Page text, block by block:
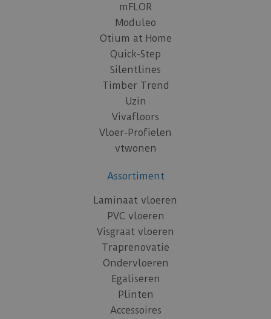
mFLOR
Moduleo
Otium at Home
Quick-Step
Silentlines
Timber Trend
Uzin
Vivafloors
Vloer-Profielen
vtwonen
Assortiment
Laminaat vloeren
PVC vloeren
Visgraat vloeren
Traprenovatie
Ondervloeren
Egaliseren
Plinten
Accessoires